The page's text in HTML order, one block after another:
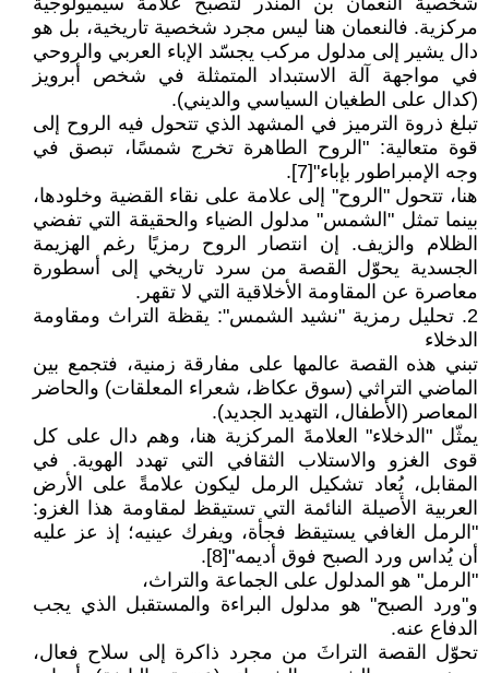
مركزية. فالنعمان هنا ليس مجرد شخصية تاريخية، بل هو
دال يشير إلى مدلول مركب يجسّد الإباء العربي والروحي
في مواجهة آلة الاستبداد المتمثلة في شخص أبرويز
(كدال على الطغيان السياسي والديني).
تبلغ ذروة الترميز في المشهد الذي تتحول فيه الروح إلى
قوة متعالية: "الروح الطاهرة تخرج شمسًا، تبصق في
وجه الإمبراطور بإباء"[7].
هنا، تتحول "الروح" إلى علامة على نقاء القضية وخلودها،
بينما تمثل "الشمس" مدلول الضياء والحقيقة التي تفضي
الظلام والزيف. إن انتصار الروح رمزيًا رغم الهزيمة
الجسدية يحوّل القصة من سرد تاريخي إلى أسطورة
معاصرة عن المقاومة الأخلاقية التي لا تقهر.
2. تحليل رمزية "نشيد الشمس": يقظة التراث ومقاومة
الدخلاء
تبني هذه القصة عالمها على مفارقة زمنية، فتجمع بين
الماضي التراثي (سوق عكاظ، شعراء المعلقات) والحاضر
المعاصر (الأطفال، التهديد الجديد).
يمثّل "الدخلاء" العلامةَ المركزية هنا، وهم دال على كل
قوى الغزو والاستلاب الثقافي التي تهدد الهوية. في
المقابل، يُعاد تشكيل الرمل ليكون علامةً على الأرض
العربية الأصيلة النائمة التي تستيقظ لمقاومة هذا الغزو:
"الرمل الغافي يستيقظ فجأة، ويفرك عينيه؛ إذ عز عليه
أن يُداس ورد الصبح فوق أديمه"[8].
"الرمل" هو المدلول على الجماعة والتراث،
و"ورد الصبح" هو مدلول البراءة والمستقبل الذي يجب
الدفاع عنه.
تحوّل القصة التراثَ من مجرد ذاكرة إلى سلاح فعال،